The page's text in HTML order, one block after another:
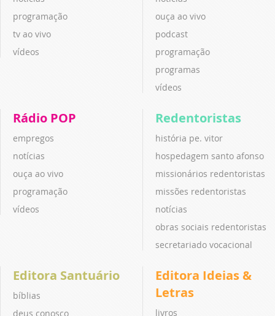
programação
tv ao vivo
vídeos
ouça ao vivo
podcast
programação
programas
vídeos
Rádio POP
empregos
notícias
ouça ao vivo
programação
vídeos
Redentoristas
história pe. vitor
hospedagem santo afonso
missionários redentoristas
missões redentoristas
notícias
obras sociais redentoristas
secretariado vocacional
Editora Santuário
bíblias
deus conosco
Editora Ideias &
Letras
livros